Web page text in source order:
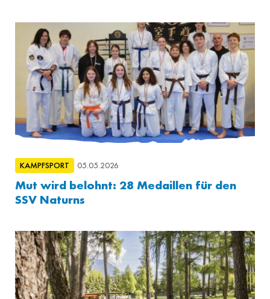
KAMPFSPORT 05.05.2026
Mut wird belohnt: 28 Medaillen für den
SSV Naturns